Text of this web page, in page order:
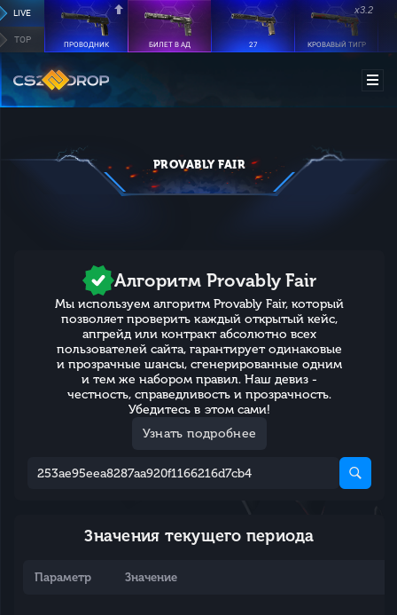
LIVE
TOP
ПРОВОДНИК БИЛЕТ В АД 27
x3.2
КРОВАВЫЙ ТИГР
PROVABLY FAIR
Алгоритм Provably Fair
Мы используем алгоритм Provably Fair, который
позволяет проверить каждый открытый кейс,
апгрейд или контракт абсолютно всех
пользователей сайта, гарантирует одинаковые
и прозрачные шансы, сгенерированные одним
и тем же набором правил. Наш девиз -
честность, справедливость и прозрачность.
Убедитесь в этом сами!
Узнать подробнее
Значения текущего периода
Параметр Значение